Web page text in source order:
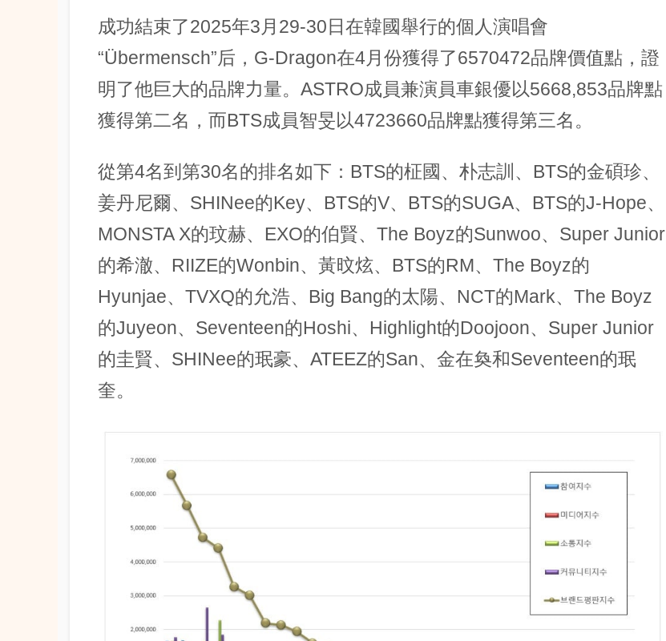
成功結束了2025年3月29-30日在韓國舉行的個人演唱會
“Übermensch”后，G-Dragon在4月份獲得了6570472品牌價值點，證
明了他巨大的品牌力量。ASTRO成員兼演員車銀優以5668,853品牌點
獲得第二名，而BTS成員智旻以4723660品牌點獲得第三名。
從第4名到第30名的排名如下：BTS的柾國、朴志訓、BTS的金碩珍、
姜丹尼爾、SHINee的Key、BTS的V、BTS的SUGA、BTS的J-Hope、
MONSTA X的玟赫、EXO的伯賢、The Boyz的Sunwoo、Super Junior
的希澈、RIIZE的Wonbin、黃旼炫、BTS的RM、The Boyz的
Hyunjae、TVXQ的允浩、Big Bang的太陽、NCT的Mark、The Boyz
的Juyeon、Seventeen的Hoshi、Highlight的Doojoon、Super Junior
的圭賢、SHINee的珉豪、ATEEZ的San、金在奐和Seventeen的珉
奎。